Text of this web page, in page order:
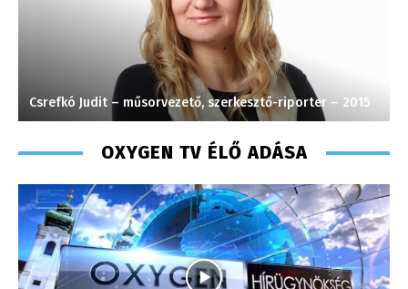
Csrefkó Judit – műsorvezető, szerkesztő-riporter – 2015
OXYGEN TV ÉLŐ ADÁSA